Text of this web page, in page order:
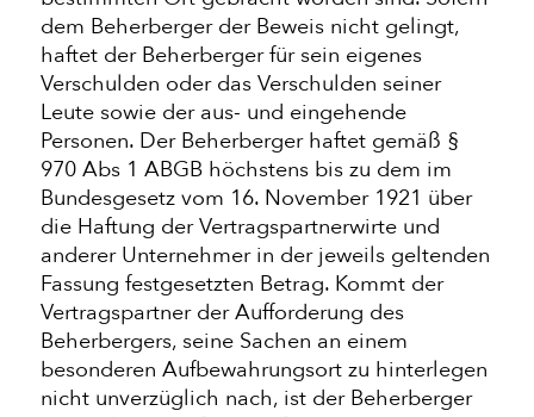
dem Beherberger der Beweis nicht gelingt,
haftet der Beherberger für sein eigenes
Verschulden oder das Verschulden seiner
Leute sowie der aus- und eingehende
Personen. Der Beherberger haftet gemäß §
970 Abs 1 ABGB höchstens bis zu dem im
Bundesgesetz vom 16. November 1921 über
die Haftung der Vertragspartnerwirte und
anderer Unternehmer in der jeweils geltenden
Fassung festgesetzten Betrag. Kommt der
Vertragspartner der Aufforderung des
Beherbergers, seine Sachen an einem
besonderen Aufbewahrungsort zu hinterlegen
nicht unverzüglich nach, ist der Beherberger